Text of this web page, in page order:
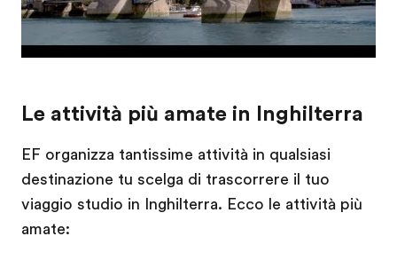
Le attività più amate in Inghilterra
EF organizza tantissime attività in qualsiasi
destinazione tu scelga di trascorrere il tuo
viaggio studio in Inghilterra. Ecco le attività più
amate: